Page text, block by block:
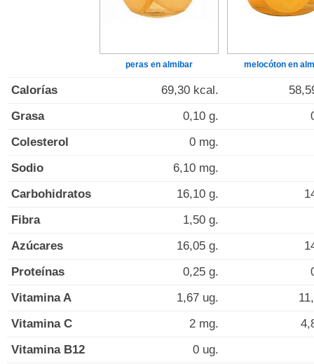
peras en almibar melocóton en
Calorías 69,30 kcal.
Grasa
0,10 g.
Colesterol
0 mg.
Sodio
6,10 mg.
Carbohidratos
16,10 g.
Fibra
1,50 g.
Azúcares
16,05 g.
Proteínas
0,25 g.
Vitamina A
1,67 ug.
Vitamina C
2 mg.
Vitamina B12
0 ug.